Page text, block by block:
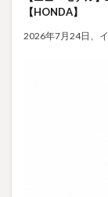
【HONDA】
2026年7月24日、